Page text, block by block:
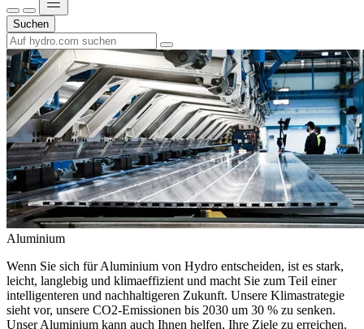
Suchen
Aluminium
Wenn Sie sich für Aluminium von Hydro entscheiden, ist es stark,
leicht, langlebig und klimaeffizient und macht Sie zum Teil einer
intelligenteren und nachhaltigeren Zukunft. Unsere Klimastrategie
sieht vor, unsere CO2-Emissionen bis 2030 um 30 % zu senken.
Unser Aluminium kann auch Ihnen helfen, Ihre Ziele zu erreichen.